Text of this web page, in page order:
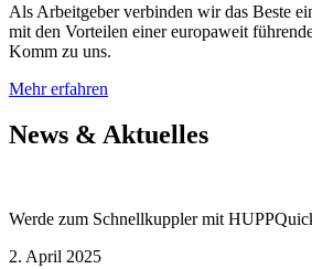
Als Arbeitgeber verbinden wir das Beste
mit den Vorteilen einer europaweit
Komm zu uns.
Mehr erfahren
News & Aktuelles
Werde zum Schnellkuppler mit
2. April 2025